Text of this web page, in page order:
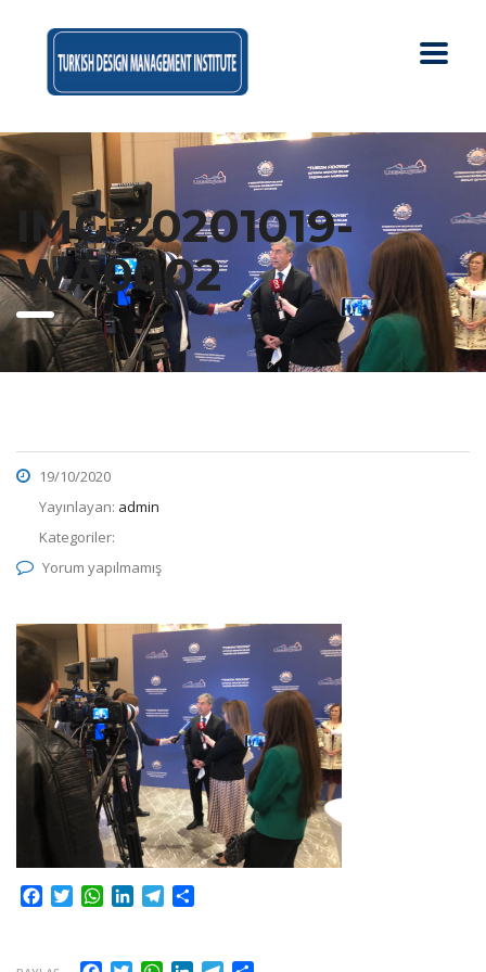
IMG-20201019-
WA0002
19/10/2020
Yayınlayan: admin
Kategoriler:
Yorum yapılmamış
Facebook
TwitterWhatsApp
LinkedInTelegram